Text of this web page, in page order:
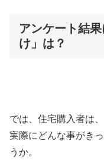
アンケート結
け」は？
では、住宅購入者は、
実際にどんな事がき
うか。